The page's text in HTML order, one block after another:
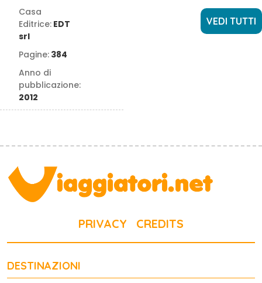
Casa
Editrice: EDT
srl
Pagine: 384
Anno di
pubblicazione:
2012
VEDI TUTTI
PRIVACY CREDITS
DESTINAZIONI